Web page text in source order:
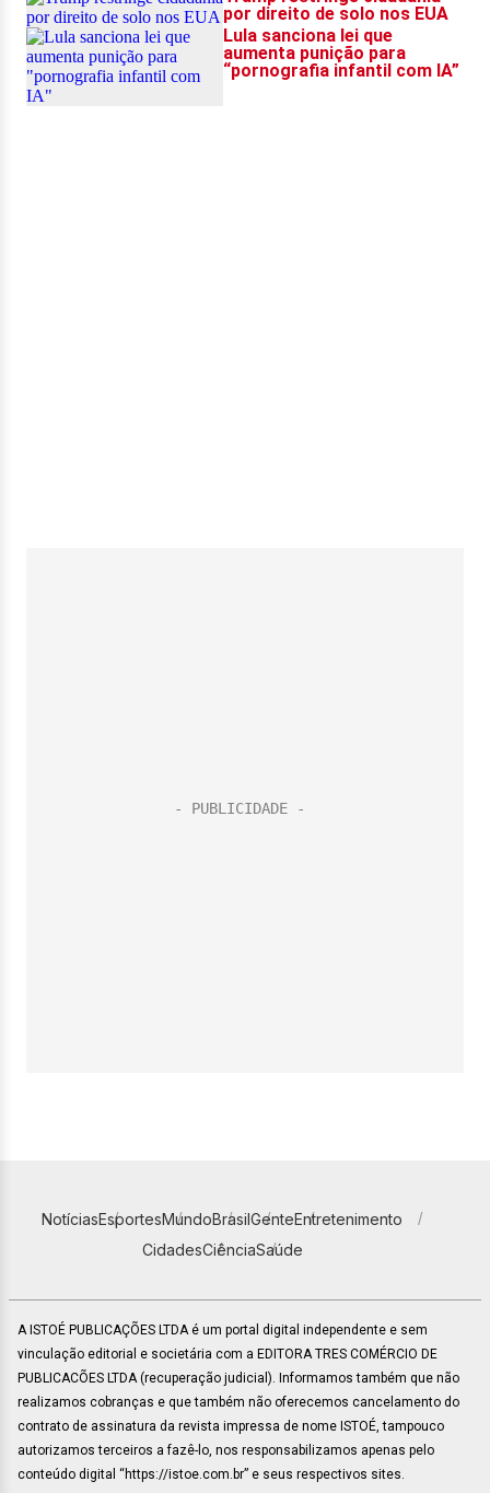
NotíciasEsportesMundoBrasilGenteEntretenimento
CidadesCiênciaSaúde
A ISTOÉ PUBLICAÇÕES LTDA é um portal digital independente e sem
vinculação editorial e societária com a EDITORA TRES COMÉRCIO DE
PUBLICACÕES LTDA (recuperação judicial). Informamos também que não
realizamos cobranças e que também não oferecemos cancelamento do
contrato de assinatura da revista impressa de nome ISTOÉ, tampouco
autorizamos terceiros a fazê-lo, nos responsabilizamos apenas pelo
conteúdo digital “https://istoe.com.br” e seus respectivos sites.